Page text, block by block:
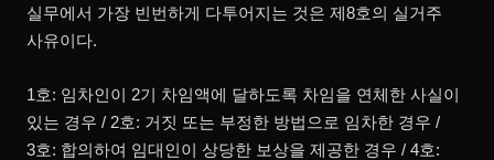
실무에서 가장 빈번하게 다투어지는 것은 제8호의 실거주
사유이다.
1호: 임차인이 2기 차임액에 달하도록 차임을 연체한 사실이
있는 경우 / 2호: 거짓 또는 부정한 방법으로 임차한 경우 /
3호: 합의하여 임대인이 상당한 보상을 제공한 경우 / 4호: